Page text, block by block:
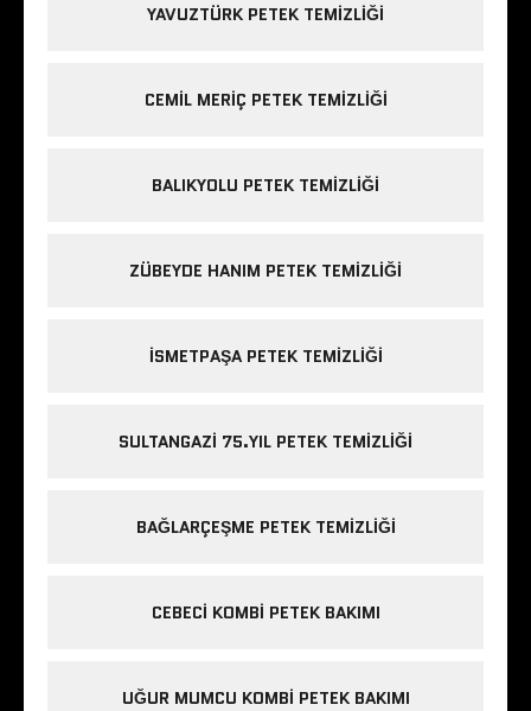
YAVUZTÜRK PETEK TEMIZLIĞI
CEMIL MERIÇ PETEK TEMIZLIĞI
BALIKYOLU PETEK TEMIZLIĞI
ZÜBEYDE HANIM PETEK TEMIZLIĞI
ISMETPAŞA PETEK TEMIZLIĞI
SULTANGAZI 75.YIL PETEK TEMIZLIĞI
BAĞLARÇEŞME PETEK TEMIZLIĞI
CEBECI KOMBI PETEK BAKIMI
UĞUR MUMCU KOMBI PETEK BAKIMI